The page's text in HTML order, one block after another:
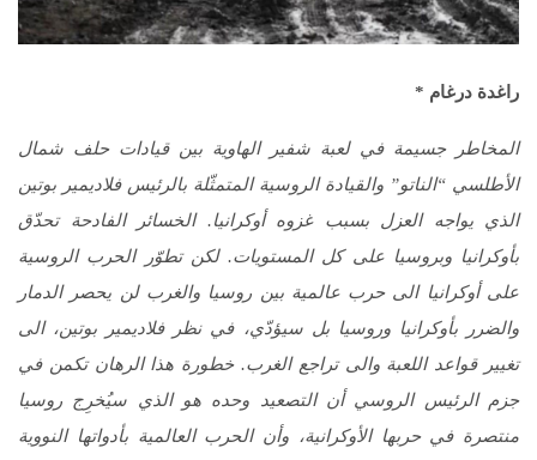
راغدة درغام *
المخاطر جسيمة في لعبة شفير الهاوية بين قيادات حلف شمال
الأطلسي “الناتو” والقيادة الروسية المتمثّلة بالرئيس فلاديمير بوتين
الذي يواجه العزل بسبب غزوه أوكرانيا. الخسائر الفادحة تحدّق
بأوكرانيا وبروسيا على كل المستويات. لكن تطوّر الحرب الروسية
على أوكرانيا الى حرب عالمية بين روسيا والغرب لن يحصر الدمار
والضرر بأوكرانيا وروسيا بل سيؤدّي، في نظر فلاديمير بوتين، الى
تغيير قواعد اللعبة والى تراجع الغرب. خطورة هذا الرهان تكمن في
جزم الرئيس الروسي أن التصعيد وحده هو الذي سيُخرِج روسيا
منتصرة في حربها الأوكرانية، وأن الحرب العالمية بأدواتها النووية